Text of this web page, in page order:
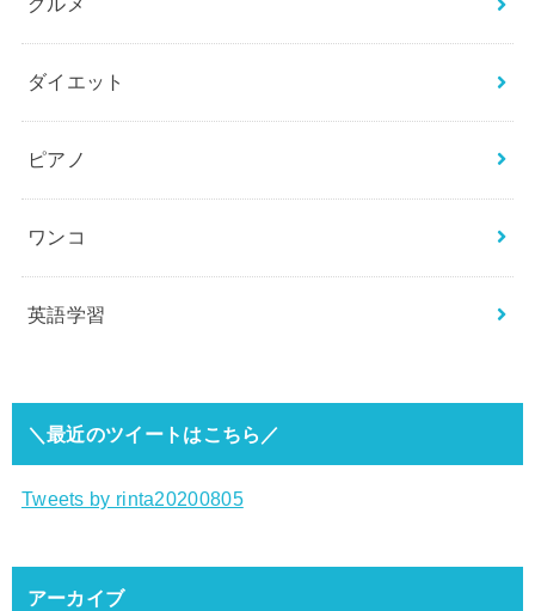
ダイエット
ピアノ
ワンコ
英語学習
＼最近のツイートはこちら／
Tweets by rinta20200805
アーカイブ